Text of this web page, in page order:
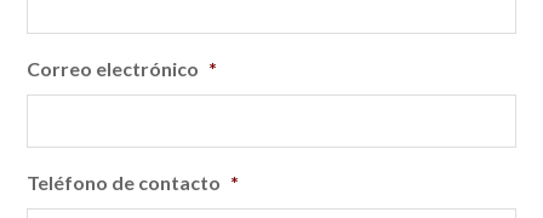
Correo electrónico *
Teléfono de contacto *